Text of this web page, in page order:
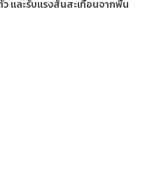
และรับแรงสั่นสะเทือนจากพื้น